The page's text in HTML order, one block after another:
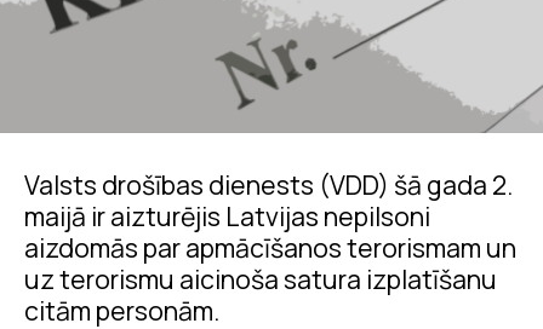
Valsts drošības dienests (VDD) šā gada 2.
maijā ir aizturējis Latvijas nepilsoni
aizdomās par apmācīšanos terorismam un
uz terorismu aicinoša satura izplatīšanu
citām personām.